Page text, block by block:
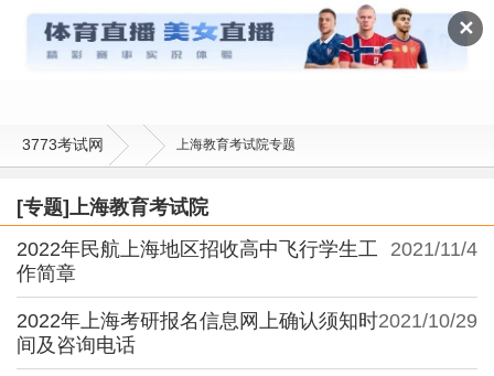
✕
上海教育考试院
3773考试网 上海教育考试院专题
[专题]上海教育考试院
2021/11/4
2022年民航上海地区招收高中飞行学生工
作简章
2021/10/29
2022年上海考研报名信息网上确认须知时
间及咨询电话